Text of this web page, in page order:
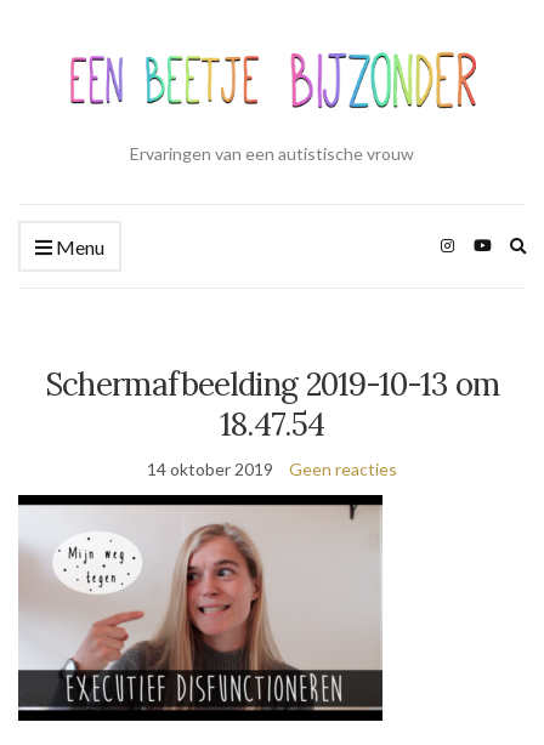
Ervaringen van een autistische vrouw
Menu
Schermafbeelding 2019-10-13 om
18.47.54
14 oktober 2019 Geen reacties